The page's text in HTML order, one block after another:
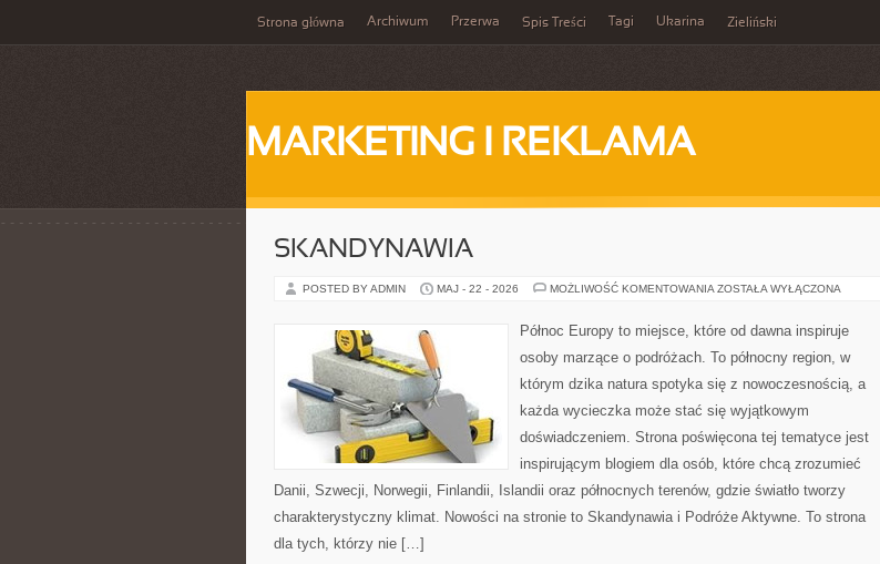
Strona główna Archiwum Przerwa Spis Treści Tagi Ukarina Zieliński
MARKETING I REKLAMA
SKANDYNAWIA
POSTED BY ADMIN MAJ - 22 - 2026 MOŻLIWOŚĆ KOMENTOWANIA SKANDYNAWIA
ZOSTAŁA WYŁĄCZONA
Północ Europy to miejsce, które od dawna inspiruje
osoby marzące o podróżach. To północny region, w
którym dzika natura spotyka się z nowoczesnością, a
każda wycieczka może stać się wyjątkowym
doświadczeniem. Strona poświęcona tej tematyce jest
inspirującym blogiem dla osób, które chcą zrozumieć
Danii, Szwecji, Norwegii, Finlandii, Islandii oraz północnych terenów, gdzie światło tworzy
charakterystyczny klimat. Nowości na stronie to Skandynawia i Podróże Aktywne. To strona
dla tych, którzy nie […]